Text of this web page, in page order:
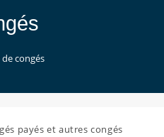
congés
payés et autres congés